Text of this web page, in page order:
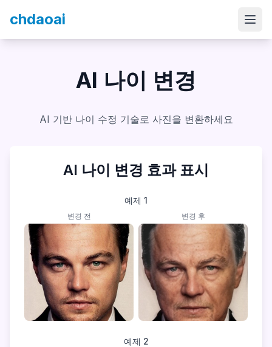
chdaoai
AI 나이 변경
AI 기반 나이 수정 기술로 사진을 변환하세요
AI 나이 변경 효과 표시
예제 1
변경 전 변경 후
예제 2